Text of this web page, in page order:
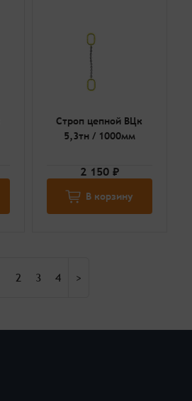
Строп цепной ВЦк
5,3тн / 1000мм
2 150 ₽
В корзину
2 3 4 >